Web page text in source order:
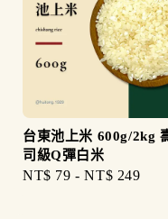
台東池上米 600g/2kg
司級Q彈白米
Regular
NT$ 79 -NT$ 249